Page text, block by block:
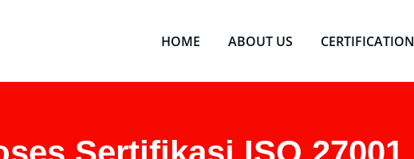
HOME ABOUT US CERTIFICATION